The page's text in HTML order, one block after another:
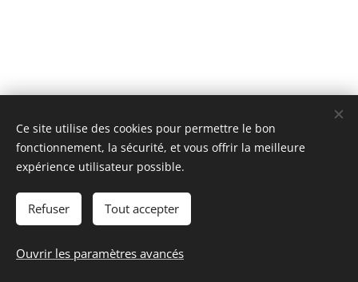
Ajouter au panier
© 2025 Tous droits réservés
LR²
Mise à jour en août 2026
Ce site utilise des cookies pour permettre le bon
fonctionnement, la sécurité, et vous offrir la meilleure
expérience utilisateur possible.
Refuser Tout accepter
Ouvrir les paramètres avancés